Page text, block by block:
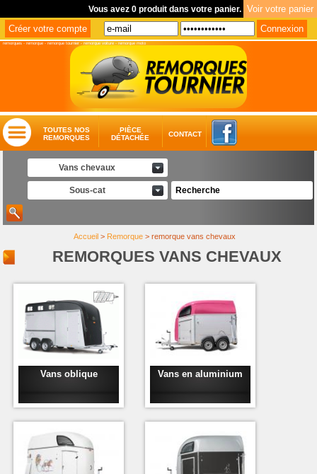
Vous avez 0 produit dans votre panier.
remorques -remorque -remorque tournier -remorque voiture -remorque moto
TOUTES NOS
REMORQUES
PIÈCE
DÉTACHÉE
CONTACT
Vans chevaux
Sous-cat
Accueil > Remorque >remorque vans chevaux
REMORQUES VANS CHEVAUX
Vans oblique Vans en aluminium